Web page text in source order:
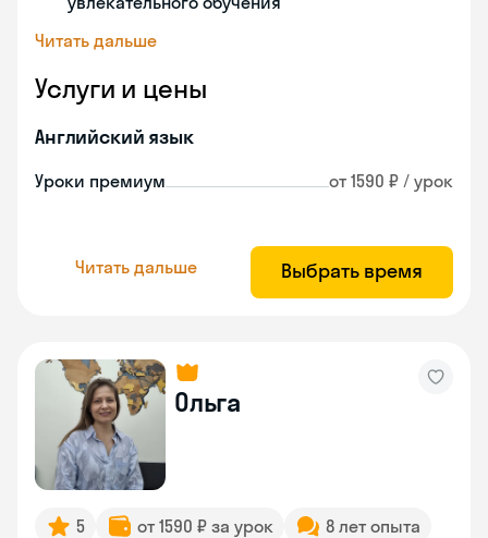
Читать дальше
Услуги и цены
Английский язык
Уроки премиум от 1590 ₽ / урок
Читать дальше Выбрать время
Ольга
5 от 1590 ₽ за урок
8 лет опыта